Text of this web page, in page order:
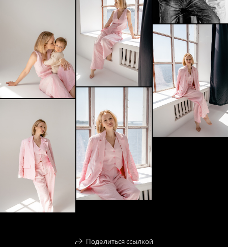
Поделиться ссылкой